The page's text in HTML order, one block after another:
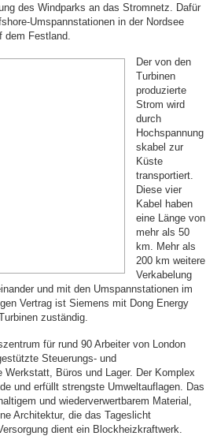
des Windparks an das Stromnetz. Dafür
Umspann­stationen in der Nordsee
dem Festland.
Der von den
Turbinen
produzierte
Strom wird
durch
Hochspannung
skabel zur
Küste
transportiert.
Diese vier
Kabel haben
eine Länge von
mehr als 50
km. Mehr als
200 km weitere
Verkabelung
und mit den Umspannstationen im
Vertrag ist Siemens mit Dong Energy
zuständig.
für rund 90 Arbeiter von London
Steuerungs- und
Werkstatt, Büros und Lager. Der Komplex
und erfüllt strengste Umweltauflagen. Das
und wiederverwertbarem Material,
Architektur, die das Tageslicht
dient ein Blockheizkraftwerk.